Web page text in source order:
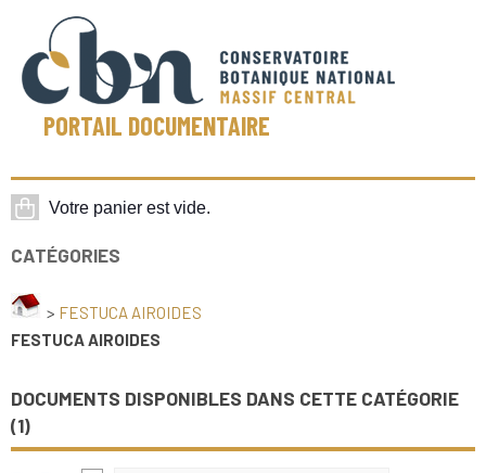
PORTAIL DOCUMENTAIRE
CATÉGORIES
> FESTUCA AIROIDES
FESTUCA AIROIDES
DOCUMENTS DISPONIBLES DANS CETTE CATÉGORIE
(1)